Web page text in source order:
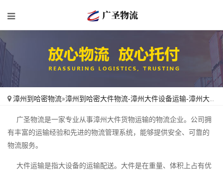
漳州到哈密物流»漳州到哈密大件物流-漳州大件设备运输-漳州大件物品托运
广圣物流是一家专业从事漳州大件货物运输的物流企业。公司拥
有丰富的运输经验和先进的物流管理系统，能够提供安全、可靠的
物流服务。
大件运输是指大设备的运输配送。大件是在重量、体积上占有优